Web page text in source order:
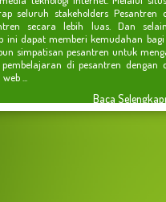
seluruh stakeholders Pesantren
secara lebih luas. Dan
ini dapat memberi kemudahan
simpatisan pesantren untuk
di pesantren dengan
...
Baca